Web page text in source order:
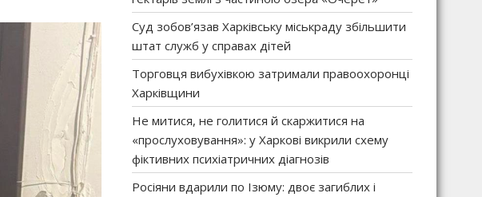
Суд зобов’язав Харківську міськраду збільшити
штат служб у справах дітей
Торговця вибухівкою затримали правоохоронці
Харківщини
Не митися, не голитися й скаржитися на
«прослуховування»: у Харкові викрили схему
фіктивних психіатричних діагнозів
Росіяни вдарили по Ізюму: двоє загиблих і